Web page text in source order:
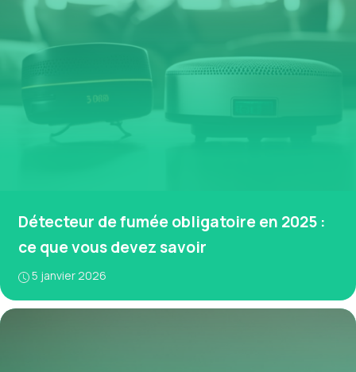
Détecteur de fumée obligatoire en 2025 :
ce que vous devez savoir
5 janvier 2026